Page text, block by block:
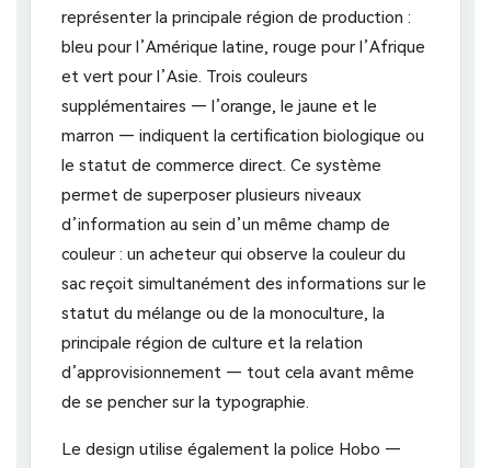
représenter la principale région de production :
bleu pour l’Amérique latine, rouge pour l’Afrique
et vert pour l’Asie. Trois couleurs
supplémentaires — l’orange, le jaune et le
marron — indiquent la certification biologique ou
le statut de commerce direct. Ce système
permet de superposer plusieurs niveaux
d’information au sein d’un même champ de
couleur : un acheteur qui observe la couleur du
sac reçoit simultanément des informations sur le
statut du mélange ou de la monoculture, la
principale région de culture et la relation
d’approvisionnement — tout cela avant même
de se pencher sur la typographie.
Le design utilise également la police Hobo —